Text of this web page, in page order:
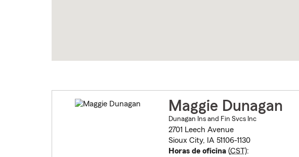
Maggie Dunagan
Dunagan Ins and Fin Svcs Inc
2701 Leech Avenue
Sioux City, IA 51106-1130
Horas de oficina(CST):